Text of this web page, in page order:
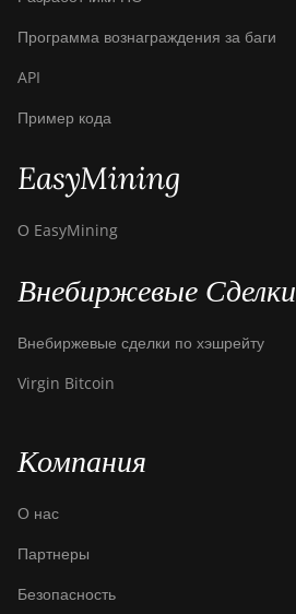
Программа вознаграждения за баги
API
Пример кода
EasyMining
О EasyMining
Внебиржевые Сделки
Внебиржевые сделки по хэшрейту
Virgin Bitcoin
Компания
О нас
Партнеры
Безопасность